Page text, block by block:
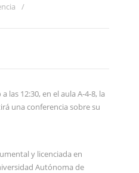
/
las 12:30, en el aula A-4-8, la
una conferencia sobre su
y licenciada en
Autónoma de